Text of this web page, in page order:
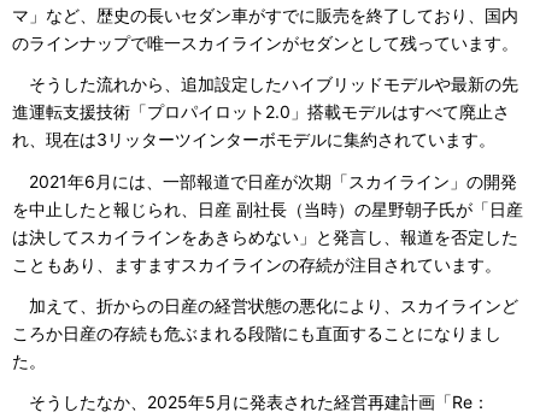
マ」など、歴史の長いセダン車がすでに販売を終了しており、国内
のラインナップで唯一スカイラインがセダンとして残っています。
そうした流れから、追加設定したハイブリッドモデルや最新の先
進運転支援技術「プロパイロット2.0」搭載モデルはすべて廃止さ
れ、現在は3リッターツインターボモデルに集約されています。
2021年6月には、一部報道で日産が次期「スカイライン」の開発
を中止したと報じられ、日産 副社長（当時）の星野朝子氏が「日産
は決してスカイラインをあきらめない」と発言し、報道を否定した
こともあり、ますますスカイラインの存続が注目されています。
加えて、折からの日産の経営状態の悪化により、スカイラインど
ころか日産の存続も危ぶまれる段階にも直面することになりまし
た。
そうしたなか、2025年5月に発表された経営再建計画「Re：